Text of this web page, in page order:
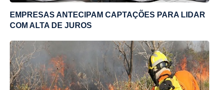
EMPRESAS ANTECIPAM CAPTAÇÕES PARA LIDAR
COM ALTA DE JUROS